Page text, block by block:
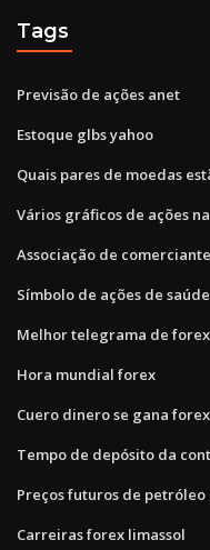
Tags
Previsão de ações anet
Estoque glbs yahoo
Quais pares de moedas
Vários gráficos de ações
Associação de
Símbolo de ações de
Melhor telegrama de
Hora mundial forex
Cuero dinero se gana forex
Tempo de depósito da
Preços futuros de petróleo
Carreiras forex limassol